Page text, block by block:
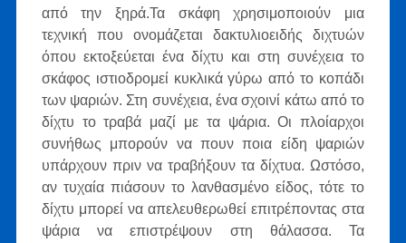
από την ξηρά.Τα σκάφη χρησιμοποιούν μια
τεχνική που ονομάζεται δακτυλιοειδής διχτυών
όπου εκτοξεύεται ένα δίχτυ και στη συνέχεια το
σκάφος ιστιοδρομεί κυκλικά γύρω από το κοπάδι
των ψαριών. Στη συνέχεια, ένα σχοινί κάτω από το
δίχτυ το τραβά μαζί με τα ψάρια. Οι πλοίαρχοι
συνήθως μπορούν να πουν ποια είδη ψαριών
υπάρχουν πριν να τραβήξουν τα δίχτυα. Ωστόσο,
αν τυχαία πιάσουν το λανθασμένο είδος, τότε το
δίχτυ μπορεί να απελευθερωθεί επιτρέποντας στα
ψάρια να επιστρέψουν στη θάλασσα. Τα